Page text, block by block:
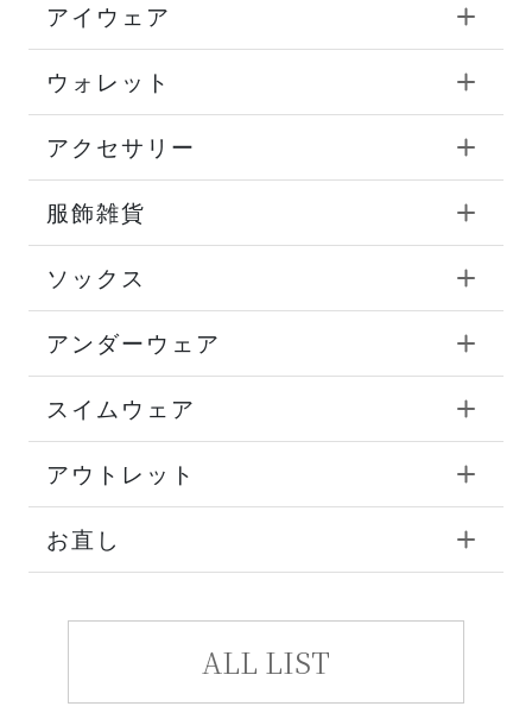
アイウェア
ウォレット
アクセサリー
服飾雑貨
ソックス
アンダーウェア
スイムウェア
アウトレット
お直し
ALL LIST